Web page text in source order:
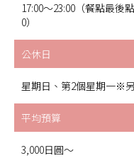
17:00〜23:00（餐點最後
0）
公休日
星期日、第2個星期一※
平均預算
3,000日圓〜